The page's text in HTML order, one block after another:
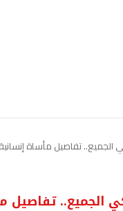
تفاصيل مأساة
الجميع.. تفاصيل